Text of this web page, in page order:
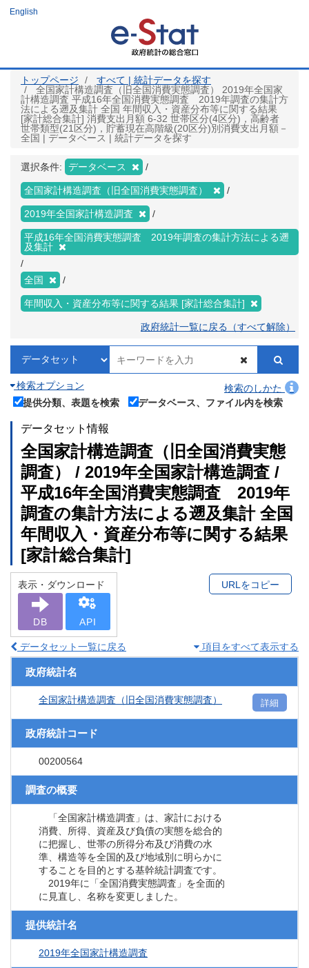
ツ
English
トップページ
すべて | 統計データを探す
全国家計構造調査（旧全国消費実態調査） 2019年全国家
計構造調査 平成16年全国消費実態調査 2019年調査の集計方
法による遡及集計 全国 年間収入・資産分布等に関する結果
[家計総合集計] 消費支出月額 6-32 世帯区分(4区分)，高齢者
世帯類型(21区分)，貯蓄現在高階級(20区分)別消費支出月額－
全国 | データベース | 統計データを探す
選択条件: データベース
全国家計構造調査（旧全国消費実態調査）
2019年全国家計構造調査
平成16年全国消費実態調査 2019年調査の集計方法による遡
及集計
全国
年間収入・資産分布等に関する結果 [家計総合集計]
政府統計一覧に戻る（すべて解除）
検索オプション
検索のしかた
提供分類、表題を検索
データベース、ファイル内を検索
データセット情報
全国家計構造調査（旧全国消費実態
調査） / 2019年全国家計構造調査 /
平成16年全国消費実態調査 2019年
調査の集計方法による遡及集計 全国
年間収入・資産分布等に関する結果
[家計総合集計]
表示・ダウンロード
DB API
URLをコピー
データセット一覧に戻る 項目をすべて表示する
政府統計名
全国家計構造調査（旧全国消費実態調査） 詳細
政府統計コード
00200564
調査の概要
「全国家計構造調査」は、家計における
消費、所得、資産及び負債の実態を総合的
に把握し、世帯の所得分布及び消費の水
準、構造等を全国的及び地域別に明らかに
することを目的とする基幹統計調査です。
2019年に「全国消費実態調査」を全面的
に見直し、名称を変更しました。
提供統計名
2019年全国家計構造調査